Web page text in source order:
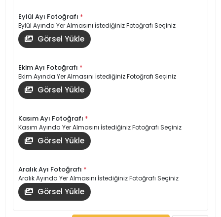
Eylül Ayı Fotoğrafı *
Eylül Ayında Yer Almasını İstediğiniz Fotoğrafı Seçiniz
Görsel Yükle
Ekim Ayı Fotoğrafı *
Ekim Ayında Yer Almasını İstediğiniz Fotoğrafı Seçiniz
Görsel Yükle
Kasım Ayı Fotoğrafı *
Kasım Ayında Yer Almasını İstediğiniz Fotoğrafı Seçiniz
Görsel Yükle
Aralık Ayı Fotoğrafı *
Aralık Ayında Yer Almasını İstediğiniz Fotoğrafı Seçiniz
Görsel Yükle